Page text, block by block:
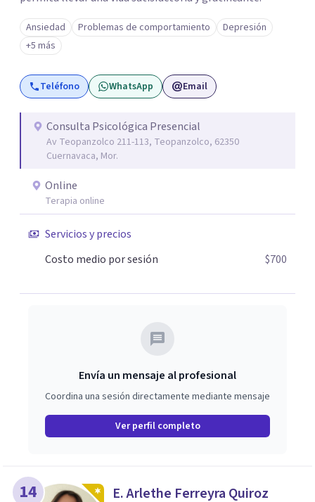
Ansiedad Problemas de comportamiento
Depresión
+5 más
Teléfono WhatsApp Email
Consulta Psicológica Presencial
Av Teopanzolco 211-113, Teopanzolco, 62350
Cuernavaca, Mor.
Online
Terapia online
Servicios y precios
Costo medio por sesión
$700
Envía un mensaje al profesional
Coordina una sesión directamente mediante mensaje
Ver perfil completo
14 E. Arlethe Ferreyra Quiroz